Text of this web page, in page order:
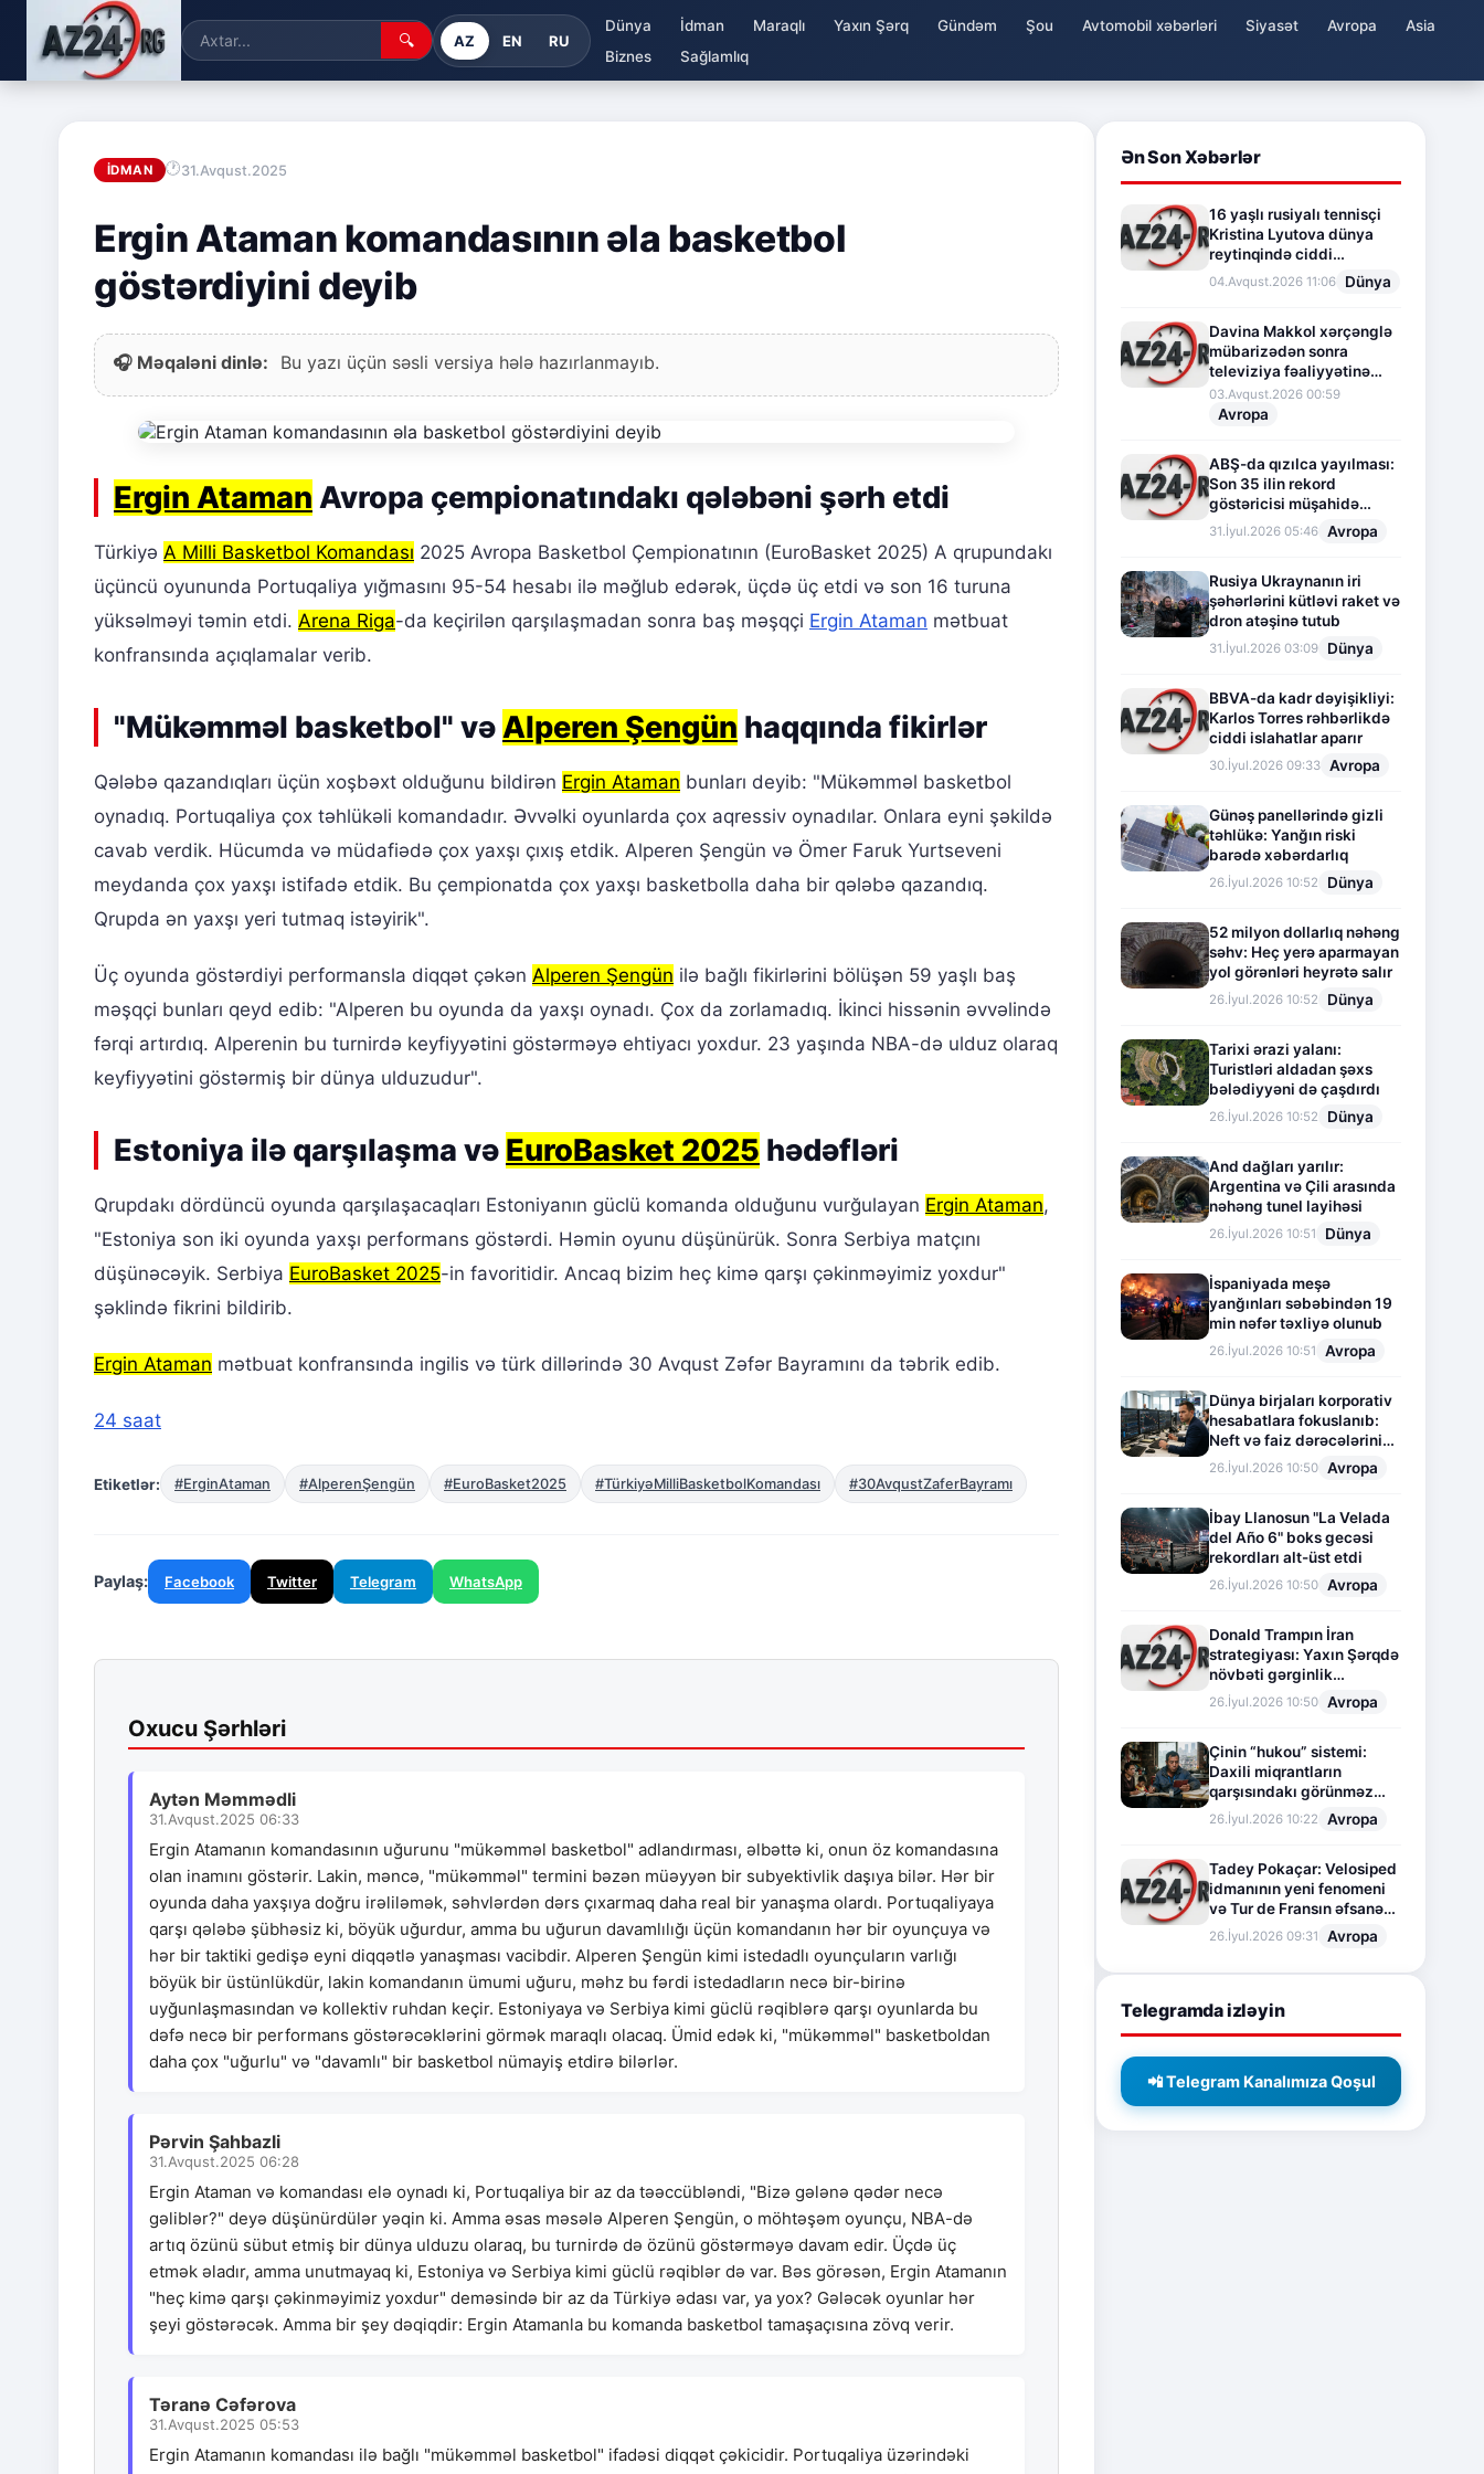
🔍 AZ EN RU
Dünya İdman Maraqlı Yaxın Şərq Gündəm Şou Avtomobil xəbərləri Siyasət Avropa
Asia
Biznes
Sağlamlıq
İDMAN 31.Avqust.2025
Ergin Ataman komandasının əla basketbol
göstərdiyini deyib
🎧 Məqaləni dinlə: Bu yazı üçün səsli versiya hələ hazırlanmayıb.
Ergin Ataman Avropa çempionatındakı qələbəni şərh etdi
Türkiyə A Milli Basketbol Komandası 2025 Avropa Basketbol Çempionatının (EuroBasket 2025) A qrupundakı
üçüncü oyununda Portuqaliya yığmasını 95-54 hesabı ilə məğlub edərək, üçdə üç etdi və son 16 turuna
yüksəlməyi təmin etdi. Arena Riga-da keçirilən qarşılaşmadan sonra baş məşqçi Ergin Ataman mətbuat
konfransında açıqlamalar verib.
"Mükəmməl basketbol" vəAlperen Şengün haqqında fikirlər
Qələbə qazandıqları üçün xoşbəxt olduğunu bildirən Ergin Ataman bunları deyib: "Mükəmməl basketbol
oynadıq. Portuqaliya çox təhlükəli komandadır. Əvvəlki oyunlarda çox aqressiv oynadılar. Onlara eyni şəkildə
cavab verdik. Hücumda və müdafiədə çox yaxşı çıxış etdik. Alperen Şengün və Ömer Faruk Yurtseveni
meydanda çox yaxşı istifadə etdik. Bu çempionatda çox yaxşı basketbolla daha bir qələbə qazandıq.
Qrupda ən yaxşı yeri tutmaq istəyirik".
Üç oyunda göstərdiyi performansla diqqət çəkən Alperen Şengün ilə bağlı fikirlərini bölüşən 59 yaşlı baş
məşqçi bunları qeyd edib: "Alperen bu oyunda da yaxşı oynadı. Çox da zorlamadıq. İkinci hissənin əvvəlində
fərqi artırdıq. Alperenin bu turnirdə keyfiyyətini göstərməyə ehtiyacı yoxdur. 23 yaşında NBA-də ulduz olaraq
keyfiyyətini göstərmiş bir dünya ulduzudur".
Estoniya ilə qarşılaşma və EuroBasket 2025 hədəfləri
Qrupdakı dördüncü oyunda qarşılaşacaqları Estoniyanın güclü komanda olduğunu vurğulayan Ergin Ataman,
"Estoniya son iki oyunda yaxşı performans göstərdi. Həmin oyunu düşünürük. Sonra Serbiya matçını
düşünəcəyik. Serbiya EuroBasket 2025-in favoritidir. Ancaq bizim heç kimə qarşı çəkinməyimiz yoxdur"
şəklində fikrini bildirib.
Ergin Ataman mətbuat konfransında ingilis və türk dillərində 30 Avqust Zəfər Bayramını da təbrik edib.
24 saat
Etiketlər: #ErginAtaman #AlperenŞengün #EuroBasket2025 #TürkiyəMilliBasketbolKomandası #30AvqustZaferBayramı
Paylaş: Facebook Twitter Telegram WhatsApp
Oxucu Şərhləri
Aytən Məmmədli
31.Avqust.2025 06:33
Ergin Atamanın komandasının uğurunu "mükəmməl basketbol" adlandırması, əlbəttə ki, onun öz komandasına
olan inamını göstərir. Lakin, məncə, "mükəmməl" termini bəzən müəyyən bir subyektivlik daşıya bilər. Hər bir
oyunda daha yaxşıya doğru irəliləmək, səhvlərdən dərs çıxarmaq daha real bir yanaşma olardı. Portuqaliyaya
qarşı qələbə şübhəsiz ki, böyük uğurdur, amma bu uğurun davamlılığı üçün komandanın hər bir oyunçuya və
hər bir taktiki gedişə eyni diqqətlə yanaşması vacibdir. Alperen Şengün kimi istedadlı oyunçuların varlığı
böyük bir üstünlükdür, lakin komandanın ümumi uğuru, məhz bu fərdi istedadların necə bir-birinə
uyğunlaşmasından və kollektiv ruhdan keçir. Estoniyaya və Serbiya kimi güclü rəqiblərə qarşı oyunlarda bu
dəfə necə bir performans göstərəcəklərini görmək maraqlı olacaq. Ümid edək ki, "mükəmməl" basketboldan
daha çox "uğurlu" və "davamlı" bir basketbol nümayiş etdirə bilərlər.
Pərvin Şahbazli
31.Avqust.2025 06:28
Ergin Ataman və komandası elə oynadı ki, Portuqaliya bir az da təəccübləndi, "Bizə gələnə qədər necə
gəliblər?" deyə düşünürdülər yəqin ki. Amma əsas məsələ Alperen Şengün, o möhtəşəm oyunçu, NBA-də
artıq özünü sübut etmiş bir dünya ulduzu olaraq, bu turnirdə də özünü göstərməyə davam edir. Üçdə üç
etmək əladır, amma unutmayaq ki, Estoniya və Serbiya kimi güclü rəqiblər də var. Bəs görəsən, Ergin Atamanın
"heç kimə qarşı çəkinməyimiz yoxdur" deməsində bir az da Türkiyə ədası var, ya yox? Gələcək oyunlar hər
şeyi göstərəcək. Amma bir şey dəqiqdir: Ergin Atamanla bu komanda basketbol tamaşaçısına zövq verir.
Təranə Cəfərova
31.Avqust.2025 05:53
Ergin Atamanın komandası ilə bağlı "mükəmməl basketbol" ifadəsi diqqət çəkicidir. Portuqaliya üzərindəki
Ən Son Xəbərlər
16 yaşlı rusiyalı tennisçi
Kristina Lyutova dünya
reytinqində ciddi
irəliləyişə imza atdı
04.Avqust.2026 11:06 Dünya
Davina Makkol xərçənglə
mübarizədən sonra
televiziya fəaliyyətinə
fasilə verir
03.Avqust.2026 00:59
Avropa
ABŞ-da qızılca yayılması:
Son 35 ilin rekord
göstəricisi müşahidə
olunur
31.İyul.2026 05:46 Avropa
Rusiya Ukraynanın iri
şəhərlərini kütləvi raket və
dron atəşinə tutub
31.İyul.2026 03:09 Dünya
BBVA-da kadr dəyişikliyi:
Karlos Torres rəhbərlikdə
ciddi islahatlar aparır
30.İyul.2026 09:33 Avropa
Günəş panellərində gizli
təhlükə: Yanğın riski
barədə xəbərdarlıq
26.İyul.2026 10:52 Dünya
52 milyon dollarlıq nəhəng
səhv: Heç yerə aparmayan
yol görənləri heyrətə salır
26.İyul.2026 10:52 Dünya
Tarixi ərazi yalanı:
Turistləri aldadan şəxs
bələdiyyəni də çaşdırdı
26.İyul.2026 10:52 Dünya
And dağları yarılır:
Argentina və Çili arasında
nəhəng tunel layihəsi
26.İyul.2026 10:51 Dünya
İspaniyada meşə
yanğınları səbəbindən 19
min nəfər təxliyə olunub
26.İyul.2026 10:51 Avropa
Dünya birjaları korporativ
hesabatlara fokuslanıb:
Neft və faiz dərəcələrinin
təsiri altında cari vəziyyət
26.İyul.2026 10:50 Avropa
İbay Llanosun "La Velada
del Año 6" boks gecəsi
rekordları alt-üst etdi
26.İyul.2026 10:50 Avropa
Donald Trampın İran
strategiyası: Yaxın Şərqdə
növbəti gərginlik
mərhələsi
26.İyul.2026 10:50 Avropa
Çinin “hukou” sistemi:
Daxili miqrantların
qarşısındakı görünməz
sədd
26.İyul.2026 10:22 Avropa
Tadey Pokaçar: Velosiped
idmanının yeni fenomeni
və Tur de Fransın əfsanəvi
səhifəsi
26.İyul.2026 09:31 Avropa
Telegramda izləyin
📲 Telegram Kanalımıza Qoşul